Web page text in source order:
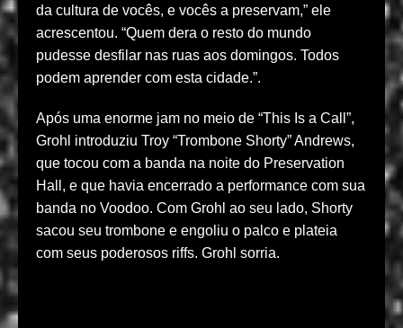
da cultura de vocês, e vocês a preservam,” ele
acrescentou. “Quem dera o resto do mundo
pudesse desfilar nas ruas aos domingos. Todos
podem aprender com esta cidade.”.
Após uma enorme jam no meio de “This Is a Call”,
Grohl introduziu Troy “Trombone Shorty” Andrews,
que tocou com a banda na noite do Preservation
Hall, e que havia encerrado a performance com sua
banda no Voodoo. Com Grohl ao seu lado, Shorty
sacou seu trombone e engoliu o palco e plateia
com seus poderosos riffs. Grohl sorria.